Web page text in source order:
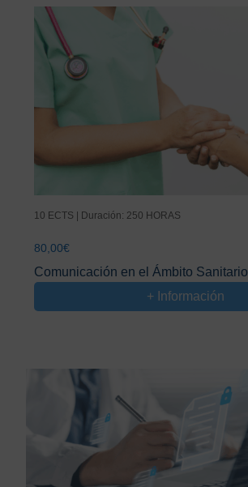
10 ECTS | Duración: 250 HORAS
80,00€
Comunicación en el Ámbito Sanitario
+ Información